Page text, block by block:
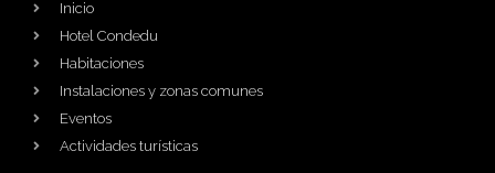
Inicio
Hotel Condedu
Habitaciones
Instalaciones y zonas comunes
Eventos
Actividades turísticas